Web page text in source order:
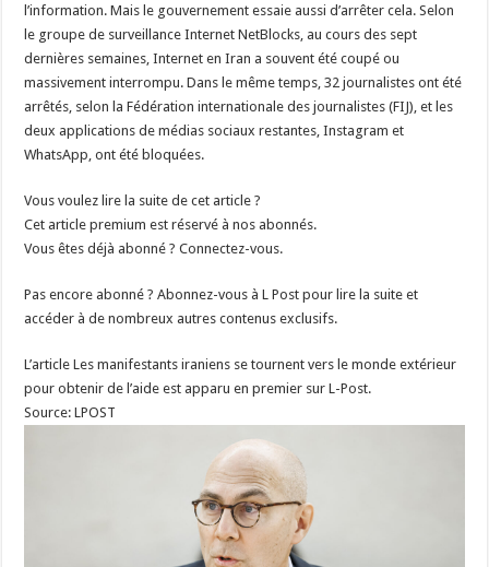
l’information. Mais le gouvernement essaie aussi d’arrêter cela. Selon
le groupe de surveillance Internet NetBlocks, au cours des sept
dernières semaines, Internet en Iran a souvent été coupé ou
massivement interrompu. Dans le même temps, 32 journalistes ont été
arrêtés, selon la Fédération internationale des journalistes (FIJ), et les
deux applications de médias sociaux restantes, Instagram et
WhatsApp, ont été bloquées.
Vous voulez lire la suite de cet article ?
Cet article premium est réservé à nos abonnés.
Vous êtes déjà abonné ? Connectez-vous.
Pas encore abonné ? Abonnez-vous à L Post pour lire la suite et
accéder à de nombreux autres contenus exclusifs.
L’article Les manifestants iraniens se tournent vers le monde extérieur
pour obtenir de l’aide est apparu en premier sur L-Post.
Source: LPOST